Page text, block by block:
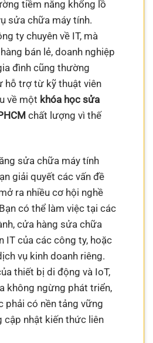
tiềm năng khổng lồ
sửa chữa máy tính.
ty chuyên về IT, mà
bán lẻ, doanh nghiệp
đình cũng thường
hỗ trợ từ kỹ thuật viên
về một khóa học sửa
chất lượng vì thế
sửa chữa máy tính
giải quyết các vấn đề
ra nhiều cơ hội nghề
có thể làm việc tại các
cửa hàng sửa chữa
IT của các công ty, hoặc
vụ kinh doanh riêng.
thiết bị di động và IoT,
không ngừng phát triển,
phải có nền tảng vững
cập nhật kiến thức liên